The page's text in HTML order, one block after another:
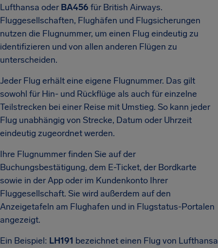
Lufthansa oder BA456 für British Airways.
Fluggesellschaften, Flughäfen und Flugsicherungen
nutzen die Flugnummer, um einen Flug eindeutig zu
identifizieren und von allen anderen Flügen zu
unterscheiden.
Jeder Flug erhält eine eigene Flugnummer. Das gilt
sowohl für Hin- und Rückflüge als auch für einzelne
Teilstrecken bei einer Reise mit Umstieg. So kann jeder
Flug unabhängig von Strecke, Datum oder Uhrzeit
eindeutig zugeordnet werden.
Ihre Flugnummer finden Sie auf der
Buchungsbestätigung, dem E-Ticket, der Bordkarte
sowie in der App oder im Kundenkonto Ihrer
Fluggesellschaft. Sie wird außerdem auf den
Anzeigetafeln am Flughafen und in Flugstatus-Portalen
angezeigt.
Ein Beispiel: LH191 bezeichnet einen Flug von Lufthansa